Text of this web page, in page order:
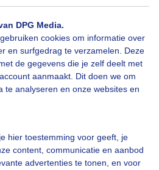
DPG Media.
cookies om informatie over
en surfgedrag te verzamelen. Deze
de gegevens die je zelf deelt met
aanmaakt. Dit doen we om
te analyseren en onze websites en
hier toestemming voor geeft, je
content, communicatie en aanbod
advertenties te tonen, en voor
geduld aub...